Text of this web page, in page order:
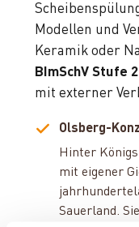
Modellen und
Keramik oder
BImSchV Stufe 2
mit externer
Olsberg-
Hinter
mit eigener
Sauerland.